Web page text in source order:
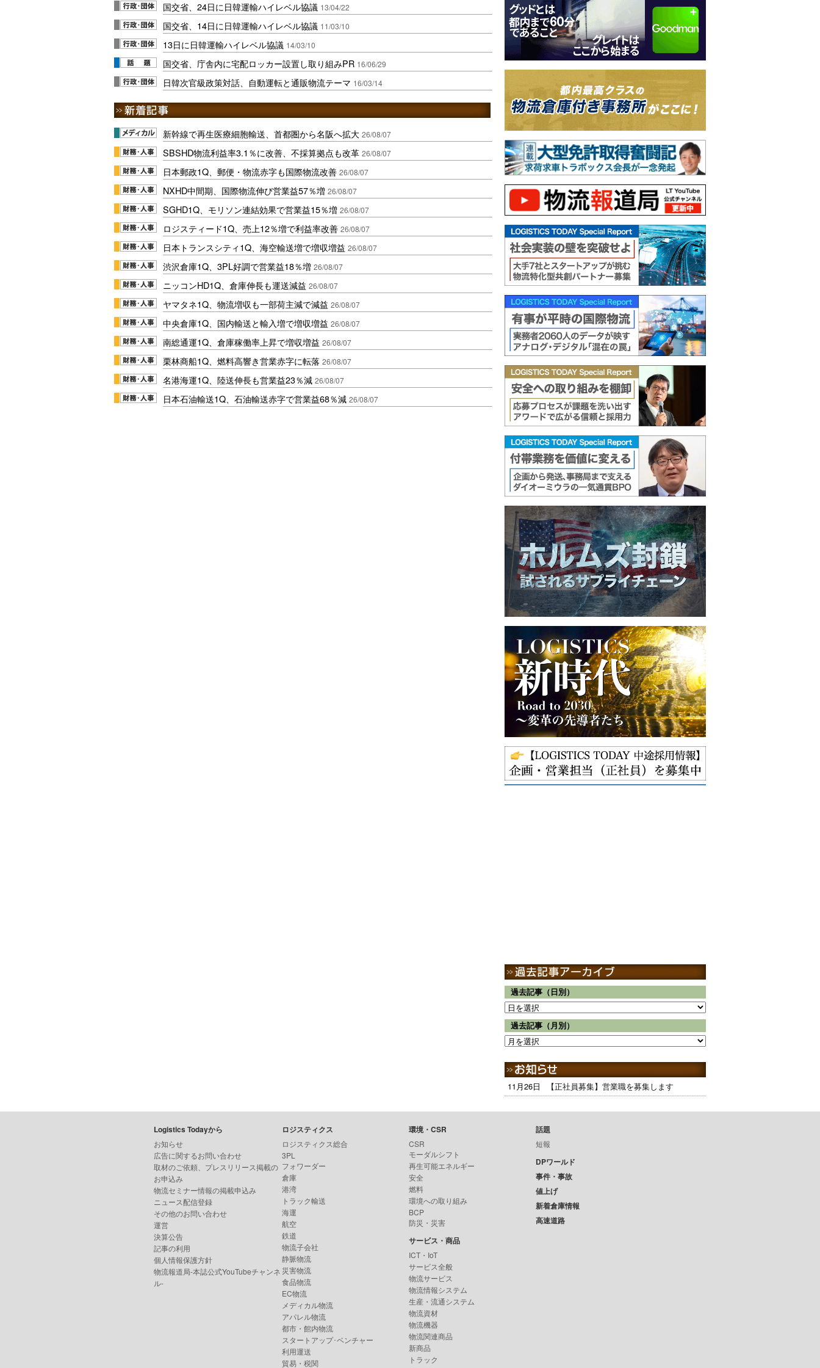
国交省、24日に日韓運輸ハイレベル協議 13/04/22
国交省、14日に日韓運輸ハイレベル協議 11/03/10
13日に日韓運輸ハイレベル協議 14/03/10
国交省、庁舎内に宅配ロッカー設置し取り組みPR 16/06/29
日韓次官級政策対話、自動運転と通販物流テーマ 16/03/14
新幹線で再生医療細胞輸送、首都圏から名阪へ拡大 26/08/07
SBSHD物流利益率3.1％に改善、不採算拠点も改革 26/08/07
日本郵政1Q、郵便・物流赤字も国際物流改善 26/08/07
NXHD中間期、国際物流伸び営業益57％増 26/08/07
SGHD1Q、モリソン連結効果で営業益15％増 26/08/07
ロジスティード1Q、売上12％増で利益率改善 26/08/07
日本トランスシティ1Q、海空輸送増で増収増益 26/08/07
渋沢倉庫1Q、3PL好調で営業益18％増 26/08/07
ニッコンHD1Q、倉庫伸長も運送減益 26/08/07
ヤマタネ1Q、物流増収も一部荷主減で減益 26/08/07
中央倉庫1Q、国内輸送と輸入増で増収増益 26/08/07
南総通運1Q、倉庫稼働率上昇で増収増益 26/08/07
栗林商船1Q、燃料高響き営業赤字に転落 26/08/07
名港海運1Q、陸送伸長も営業益23％減 26/08/07
日本石油輸送1Q、石油輸送赤字で営業益68％減 26/08/07
過去記事（日別）
過去記事（月別）
11月26日 【正社員募集】営業職を募集します
Logistics Todayから
お知らせ
広告に関するお問い合わせ
取材のご依頼、プレスリリース掲載の
お申込み
物流セミナー情報の掲載申込み
ニュース配信登録
その他のお問い合わせ
運営
決算公告
記事の利用
個人情報保護方針
物流報道局-本誌公式YouTubeチャンネ
ル-
ロジスティクス
ロジスティクス総合
3PL
フォワーダー
倉庫
港湾
トラック輸送
海運
航空
鉄道
物流子会社
静脈物流
災害物流
食品物流
EC物流
メディカル物流
アパレル物流
都市・館内物流
スタートアップ･ベンチャー
利用運送
貿易・税関
環境・CSR
CSR
モーダルシフト
再生可能エネルギー
安全
燃料
環境への取り組み
BCP
防災・災害
サービス・商品
ICT・IoT
サービス全般
物流サービス
物流情報システム
生産・流通システム
物流資材
物流機器
物流関連商品
新商品
トラック
話題
短報
DPワールド
事件・事故
値上げ
新着倉庫情報
高速道路